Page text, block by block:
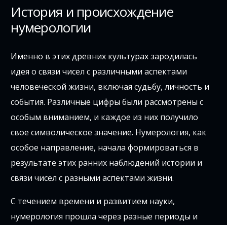
История и происхождение
нумерологии
Именно в этих древних культурах зародилась
идея о связи чисел с различными аспектами
человеческой жизни, включая судьбу, личность и
события. Различные цифры были рассмотрены с
особым вниманием, и каждое из них получило
свое символическое значение. Нумерология, как
особое направление, начала формироваться в
результате этих ранних наблюдений истории и
связи чисел с разными аспектами жизни.
С течением времени и развитием науки,
нумерология прошла через разные периоды и